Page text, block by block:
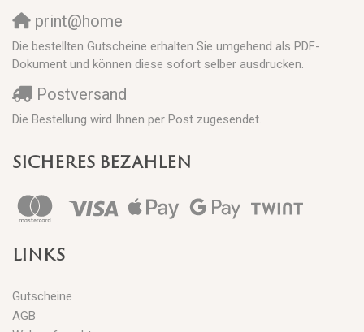
print@home
Die bestellten Gutscheine erhalten Sie umgehend als PDF-
Dokument und können diese sofort selber ausdrucken.
Postversand
Die Bestellung wird Ihnen per Post zugesendet.
SICHERES BEZAHLEN
LINKS
Gutscheine
AGB